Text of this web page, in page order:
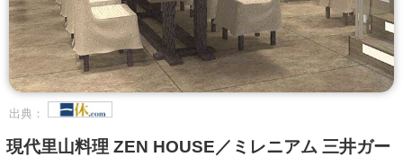
出典：
現代里山料理 ZEN HOUSE／ミレニアム 三井ガー